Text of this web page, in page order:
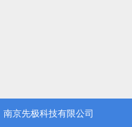
南京先极科技有限公司